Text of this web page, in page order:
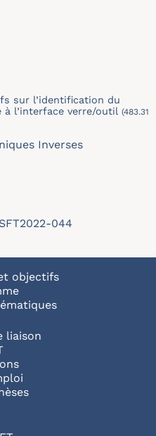
sur l’identification du
à l’interface verre/outil (483.31
Inverses
044
principale
objectifs
liaison